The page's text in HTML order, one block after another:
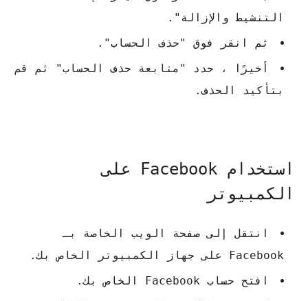
التنشيط والإزالة".
ثم انقر فوق "حذف الحساب".
أخيرًا ، حدد "متابعة حذف الحساب" ثم قم
بتأكيد الحذف.
استخدام Facebook على
الكمبيوتر
انتقل إلى صفحة الويب الخاصة بـ
Facebook على جهاز الكمبيوتر الخاص بك.
افتح حساب Facebook الخاص بك.